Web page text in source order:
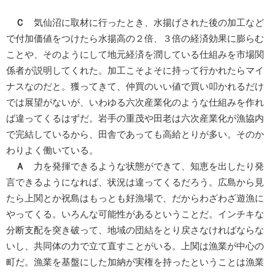
Ｃ
気仙沼に取材に行ったとき、水揚げされた後の加工など
で付加価値をつけたら水揚高の２倍、３倍の経済効果に膨らむ
ことや、そのようにして地元経済を潤している仕組みを市場関
係者が説明してくれた。加工こそよそに持って行かれたらマイ
ナスなのだと。獲ってきて、仲買のいい値で買い叩かれるだけ
では展望がないが、いわゆる六次産業化のような仕組みを作れ
ば違ってくるはずだ。岩手の重茂や田老は六次産業化が漁協内
で完結しているから、田舎であっても高給とりが多い。そのか
わりよく働いている。
Ａ
力を発揮できるような状態ができて、知恵を出したり発
言できるようになれば、状況は違ってくるだろう。広島から見
たら上関とか祝島はもっとも好漁場で、だからわざわざ遊漁に
やってくる。いろんな可能性があるということだ。インチキな
分断支配を突き破って、地域の団結をとり戻さなければならな
いし、共同体の力で立て直すことがいる。上関は漁業が中心の
町だ。漁業を基盤にした加納が実権を持ったということは漁業